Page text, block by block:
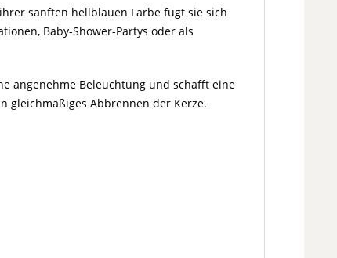
sanften hellblauen Farbe fügt sie sich
Baby-Shower-Partys oder als
angenehme Beleuchtung und schafft eine
gleichmäßiges Abbrennen der Kerze.